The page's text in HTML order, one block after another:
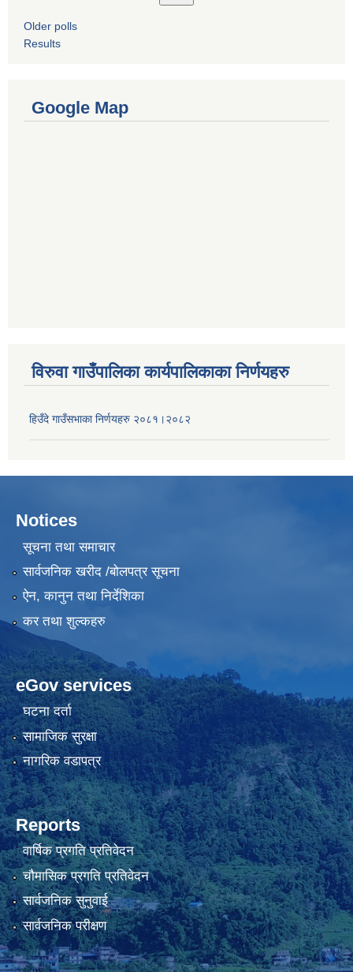
Older polls
Results
Google Map
विरुवा गाउँपालिका कार्यपालिकाका निर्णयहरु
हिउँदे गाउँसभाका निर्णयहरु २०८१।२०८२
Notices
सूचना तथा समाचार
सार्वजनिक खरीद /बोलपत्र सूचना
ऐन, कानुन तथा निर्देशिका
कर तथा शुल्कहरु
eGov services
घटना दर्ता
सामाजिक सुरक्षा
नागरिक वडापत्र
Reports
वार्षिक प्रगति प्रतिवेदन
चौमासिक प्रगति प्रतिवेदन
सार्वजनिक सुनुवाई
सार्वजनिक परीक्षण